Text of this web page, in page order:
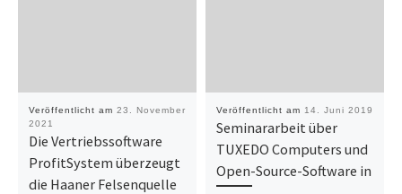
Veröffentlicht am 23. November
2021
Die Vertriebssoftware
ProfitSystem überzeugt
die Haaner Felsenquelle
Veröffentlicht am 14. Juni 2019
Seminararbeit über
TUXEDO Computers und
Open-Source-Software in